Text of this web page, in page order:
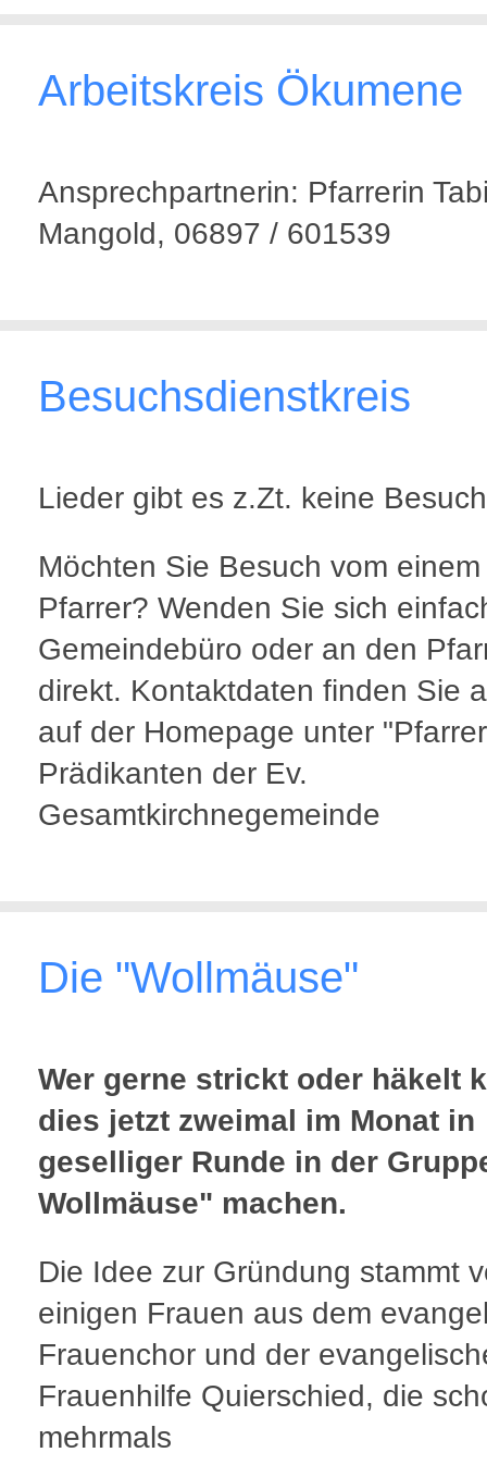
Arbeitskreis Ökumene
Ansprechpartnerin: Pfarrerin
Mangold, 06897 / 601539
Besuchsdienstkreis
Lieder gibt es z.Zt. keine
Möchten Sie Besuch vom
Pfarrer? Wenden Sie sich
Gemeindebüro oder an den
direkt. Kontaktdaten finden Sie
auf der Homepage unter
Prädikanten der Ev.
Gesamtkirchnegemeinde
Die "Wollmäuse"
Wer gerne strickt oder häkelt
dies jetzt zweimal im Monat in
geselliger Runde in der
Wollmäuse" machen.
Die Idee zur Gründung stammt
einigen Frauen aus dem
Frauenchor und der
Frauenhilfe Quierschied, die
mehrmals